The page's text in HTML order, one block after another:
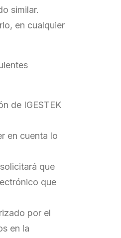
similar.
en cualquier
de IGESTEK
en cuenta lo
que
que
por el
en la